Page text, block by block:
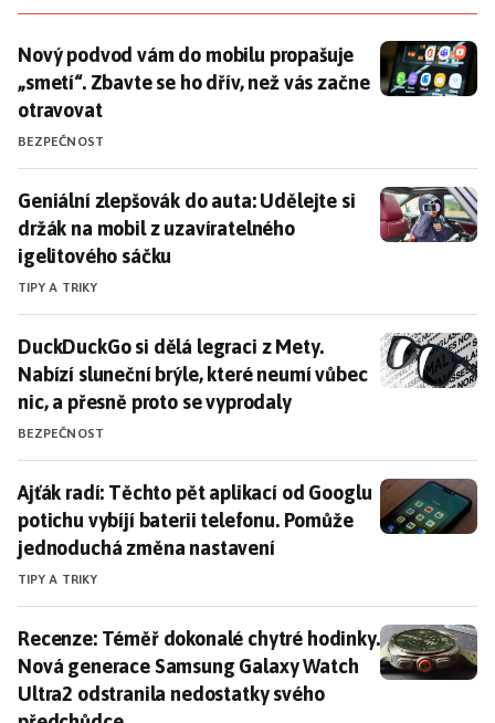
Nový podvod vám do mobilu propašuje „smetí“.
Nový podvod vám do mobilu propašuje
„smetí“. Zbavte se ho dřív, než vás začne
otravovat
BEZPEČNOST
Geniální zlepšovák do auta: Udělejte si držák na
Geniální zlepšovák do auta: Udělejte si
držák na mobil z uzavíratelného
igelitového sáčku
TIPY A TRIKY
DuckDuckGo si dělá legraci z Mety. Nabízí sluneční
DuckDuckGo si dělá legraci z Mety.
Nabízí sluneční brýle, které neumí vůbec
nic, a přesně proto se vyprodaly
BEZPEČNOST
Ajťák radí: Těchto pět aplikací od Googlu potichu
Ajťák radí: Těchto pět aplikací od Googlu
potichu vybíjí baterii telefonu. Pomůže
jednoduchá změna nastavení
TIPY A TRIKY
Recenze: Téměř dokonalé chytré hodinky. Nová
Recenze: Téměř dokonalé chytré hodinky.
Nová generace Samsung Galaxy Watch
Ultra2 odstranila nedostatky svého